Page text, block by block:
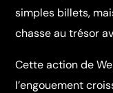
simples billets,
chasse au trésor
Cette action de
l’engouement